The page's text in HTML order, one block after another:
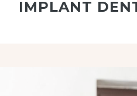
IMPLANT